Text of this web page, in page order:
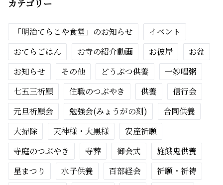
カテゴリー
「明治てらこや食堂」のお知らせ
イベント
おてらごはん
お寺の紹介動画 お彼岸
お盆
お知らせ
その他 どうぶつ供養
一妙唱粥
七五三祈願
住職のつぶやき 供養
信行会
元旦祈願会
勉強会(みょうがの刻)
合同供養
大掃除
天神様・大黒様
安産祈願
寺庭のつぶやき
寺葬 御会式
施餓鬼供養
星まつり
水子供養 百部経会
祈願・祈祷